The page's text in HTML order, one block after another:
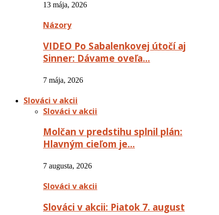
13 mája, 2026
Názory
VIDEO Po Sabalenkovej útočí aj
Sinner: Dávame oveľa…
7 mája, 2026
Slováci v akcii
Slováci v akcii
Molčan v predstihu splnil plán:
Hlavným cieľom je…
7 augusta, 2026
Slováci v akcii
Slováci v akcii: Piatok 7. august